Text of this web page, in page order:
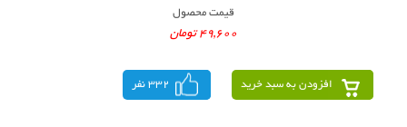
قیمت محصول
49,600 تومان
افزودن به سبد خرید 332 نفر